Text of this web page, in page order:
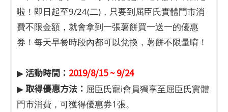
啦！即日起至9/24(二)，只要到屈臣氏實體門市消
費不限金額，就會拿到一張薯餅買一送一的優惠
券！每天早餐時段內都可以兌換，薯餅不限量唷！
▶活動時間： 2019/8/15 ~ 9/24
▶取得優惠方法： 屈臣氏寵i會員獨享至屈臣氏實體
門市消費，可獲得優惠券1張。